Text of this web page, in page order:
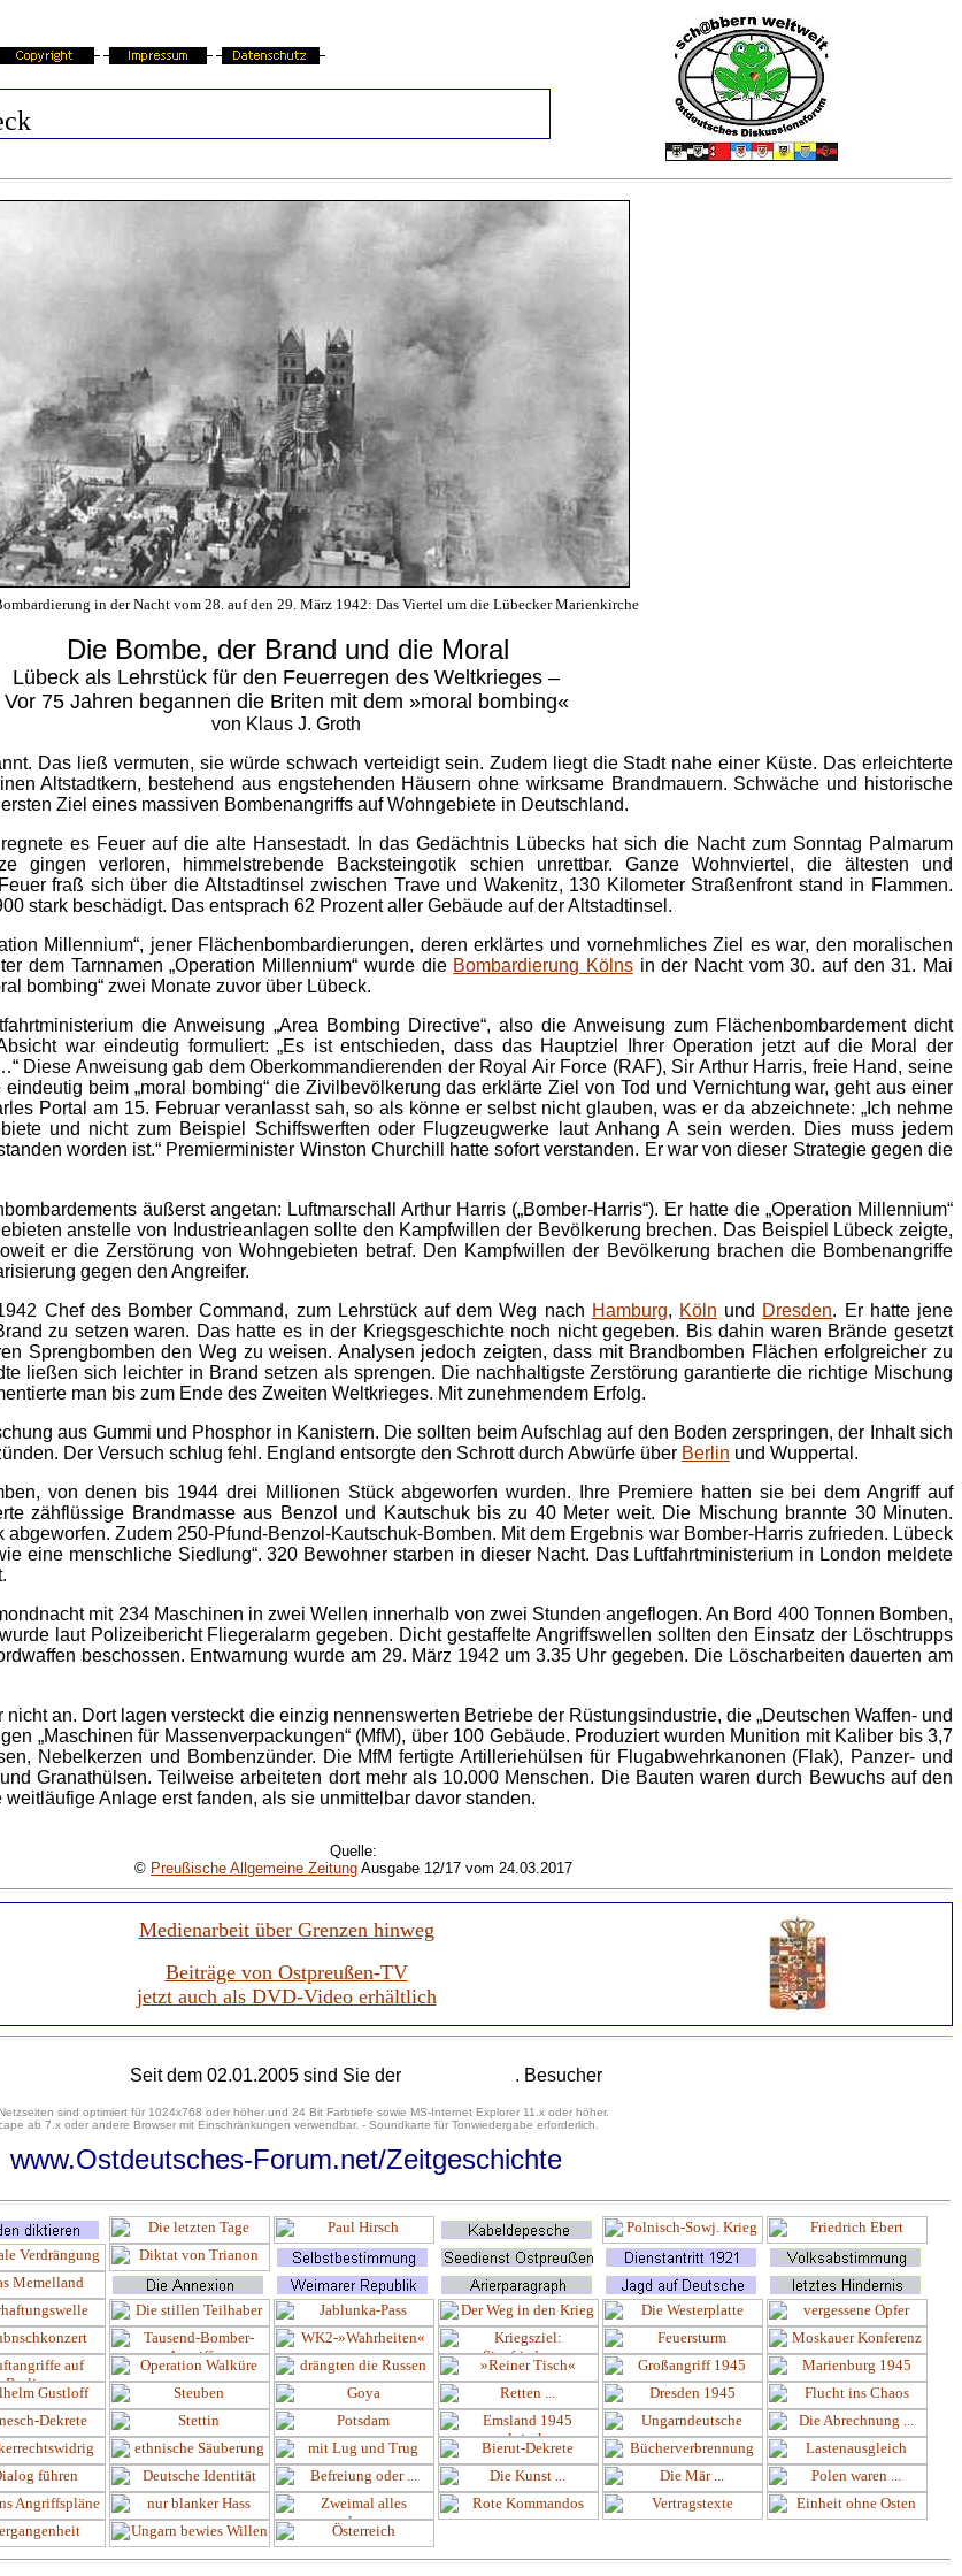
in der Nacht vom 28. auf den 29. März 1942: Das Viertel um die Lübecker Marienkirche
Die Bombe, der Brand und die Moral
Lübeck als Lehrstück für den Feuerregen des Weltkrieges –
Vor 75 Jahren begannen die Briten mit dem »moral bombing«
von Klaus J. Groth
Das ließ vermuten, sie würde schwach verteidigt sein. Zudem liegt die Stadt nahe einer Küste. Das erleichterte
Altstadtkern, bestehend aus engstehenden Häusern ohne wirksame Brandmauern. Schwäche und historische
Ziel eines massiven Bombenangriffs auf Wohngebiete in Deutschland.
es Feuer auf die alte Hansestadt. In das Gedächtnis Lübecks hat sich die Nacht zum Sonntag Palmarum
gingen verloren, himmelstrebende Backsteingotik schien unrettbar. Ganze Wohnviertel, die ältesten und
fraß sich über die Altstadtinsel zwischen Trave und Wakenitz, 130 Kilometer Straßenfront stand in Flammen.
stark beschädigt. Das entsprach 62 Prozent aller Gebäude auf der Altstadtinsel.
Millennium“, jener Flächenbombardierungen, deren erklärtes und vornehmliches Ziel es war, den moralischen
dem Tarnnamen „Operation Millennium“ wurde die Bombardierung Kölnsin der Nacht vom 30. auf den 31. Mai
bombing“ zwei Monate zuvor über Lübeck.
die Anweisung „Area Bombing Directive“, also die Anweisung zum Flächenbombardement dicht
war eindeutig formuliert: „Es ist entschieden, dass das Hauptziel Ihrer Operation jetzt auf die Moral der
Diese Anweisung gab dem Oberkommandierenden der Royal Air Force (RAF), Sir Arthur Harris, freie Hand, seine
beim „moral bombing“ die Zivilbevölkerung das erklärte Ziel von Tod und Vernichtung war, geht aus einer
Portal am 15. Februar veranlasst sah, so als könne er selbst nicht glauben, was er da abzeichnete: „Ich nehme
und nicht zum Beispiel Schiffswerften oder Flugzeugwerke laut Anhang A sein werden. Dies muss jedem
worden ist.“ Premierminister Winston Churchill hatte sofort verstanden. Er war von dieser Strategie gegen die
äußerst angetan: Luftmarschall Arthur Harris („Bomber-Harris“). Er hatte die „Operation Millennium“
anstelle von Industrieanlagen sollte den Kampfwillen der Bevölkerung brechen. Das Beispiel Lübeck zeigte,
er die Zerstörung von Wohngebieten betraf. Den Kampfwillen der Bevölkerung brachen die Bombenangriffe
gegen den Angreifer.
Chef des Bomber Command, zum Lehrstück auf dem Weg nach Hamburg, Köln und Dresden. Er hatte jene
zu setzen waren. Das hatte es in der Kriegsgeschichte noch nicht gegeben. Bis dahin waren Brände gesetzt
Sprengbomben den Weg zu weisen. Analysen jedoch zeigten, dass mit Brandbomben Flächen erfolgreicher zu
ließen sich leichter in Brand setzen als sprengen. Die nachhaltigste Zerstörung garantierte die richtige Mischung
man bis zum Ende des Zweiten Weltkrieges. Mit zunehmendem Erfolg.
aus Gummi und Phosphor in Kanistern. Die sollten beim Aufschlag auf den Boden zerspringen, der Inhalt sich
Der Versuch schlug fehl. England entsorgte den Schrott durch Abwürfe über Berlin und Wuppertal.
von denen bis 1944 drei Millionen Stück abgeworfen wurden. Ihre Premiere hatten sie bei dem Angriff auf
zähflüssige Brandmasse aus Benzol und Kautschuk bis zu 40 Meter weit. Die Mischung brannte 30 Minuten.
Zudem 250-Pfund-Benzol-Kautschuk-Bomben. Mit dem Ergebnis war Bomber-Harris zufrieden. Lübeck
eine menschliche Siedlung“. 320 Bewohner starben in dieser Nacht. Das Luftfahrtministerium in London meldete
mit 234 Maschinen in zwei Wellen innerhalb von zwei Stunden angeflogen. An Bord 400 Tonnen Bomben,
laut Polizeibericht Fliegeralarm gegeben. Dicht gestaffelte Angriffswellen sollten den Einsatz der Löschtrupps
beschossen. Entwarnung wurde am 29. März 1942 um 3.35 Uhr gegeben. Die Löscharbeiten dauerten am
an. Dort lagen versteckt die einzig nennenswerten Betriebe der Rüstungsindustrie, die „Deutschen Waffen- und
„Maschinen für Massenverpackungen“ (MfM), über 100 Gebäude. Produziert wurden Munition mit Kaliber bis 3,7
Nebelkerzen und Bombenzünder. Die MfM fertigte Artilleriehülsen für Flugabwehrkanonen (Flak), Panzer- und
Granathülsen. Teilweise arbeiteten dort mehr als 10.000 Menschen. Die Bauten waren durch Bewuchs auf den
Anlage erst fanden, als sie unmittelbar davor standen.
Quelle:
© Preußische Allgemeine Zeitung Ausgabe 12/17 vom 24.03.2017
Medienarbeit über Grenzen hinweg
Beiträge von Ostpreußen-TV
jetzt auch als DVD-Video erhältlich
Seit dem 02.01.2005 sind Sie der . Besucher
sind optimiert für 1024x768 oder höher und 24 Bit Farbtiefe sowie MS-Internet Explorer 11.x oder höher.
ab 7.x oder andere Browser mit Einschränkungen verwendbar. - Soundkarte für Tonwiedergabe erforderlich.
www.Ostdeutsches-Forum.net/Zeitgeschichte